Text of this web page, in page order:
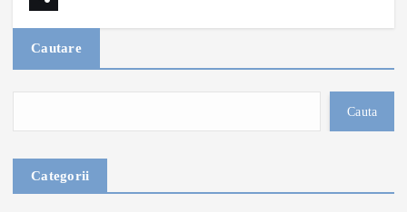
Cautare
Cauta
Categorii